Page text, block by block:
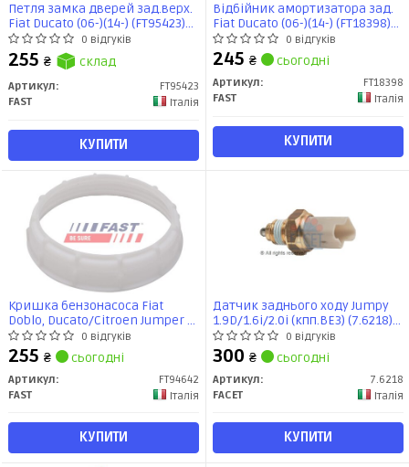
Петля замка дверей зад.верх.
Fiat Ducato (06-)(14-) (FT95423)
Fast
0 відгуків
255 ₴ склад
Артикул:
FT95423
FAST
Італія
КУПИТИ
Відбійник амортизатора зад.
Fiat Ducato (06-)(14-) (FT18398)
Fast
0 відгуків
245 ₴ сьогодні
Артикул:
FT18398
FAST
Італія
КУПИТИ
Кришка бензонасоса Fiat
Doblo, Ducato/Citroen Jumper /
Peugeot Boxer 2.0-3.0 HDi (06-) з
прокладкою (FT94642) Fast
0 відгуків
255 ₴ сьогодні
Артикул:
FT94642
FAST
Італія
КУПИТИ
Датчик заднього ходу Jumpy
1.9D/1.6i/2.0i (кпп.BE3) (7.6218)
Facet
0 відгуків
300 ₴ сьогодні
Артикул:
7.6218
FACET
Італія
КУПИТИ